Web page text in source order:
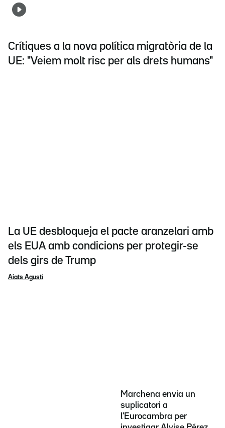
Crítiques a la nova política migratòria de la
UE: "Veiem molt risc per als drets humans"
La UE desbloqueja el pacte aranzelari amb
els EUA amb condicions per protegir-se
dels girs de Trump
Aiats Agustí
Marchena envia un
suplicatori a
l'Eurocambra per